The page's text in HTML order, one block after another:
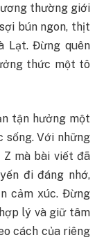
thường giới
bún ngon, thịt
Lạt. Đừng quên
thức một tô
tận hưởng một
sống. Với những
mà bài viết đã
đi đáng nhớ,
cảm xúc. Đừng
lý và giữ tâm
cách của riêng